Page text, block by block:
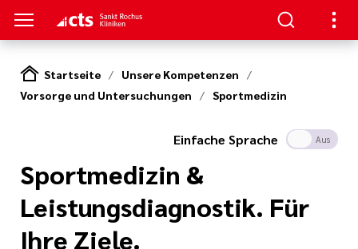
& GÄSTE
uns
und Seele
Startseite
Unsere Kompetenzen
Vorsorge und Untersuchungen
Sportmedizin
Einfache Sprache Aus
Sportmedizin &
Leistungsdiagnostik. Für
Ihre Ziele.